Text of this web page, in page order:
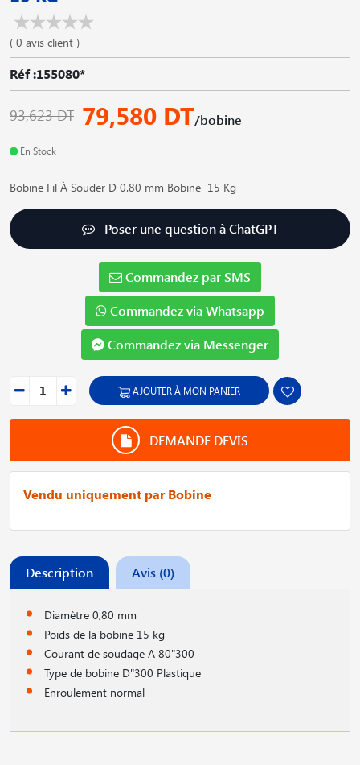
( 0 avis client )
Réf :155080*
93,623 DT 79,580 DT/bobine
En Stock
Bobine Fil À Souder D 0.80 mm Bobine 15 Kg
Poser une question à ChatGPT
Commandez par SMS
Commandez via Whatsapp
Commandez via Messenger
AJOUTER À MON PANIER
DEMANDE DEVIS
Vendu uniquement par Bobine
Description Avis (0)
Diamètre 0,80 mm
Poids de la bobine 15 kg
Courant de soudage A 80"300
Type de bobine D"300 Plastique
Enroulement normal